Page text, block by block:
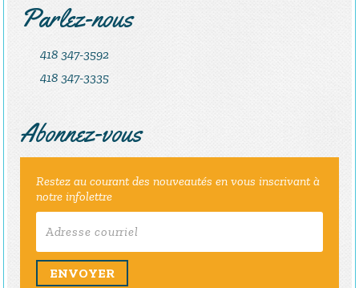
Parlez-nous
418 347-3592
418 347-3335
Abonnez-vous
Restez au courant des nouveautés en vous inscrivant à
notre infolettre
ENVOYER